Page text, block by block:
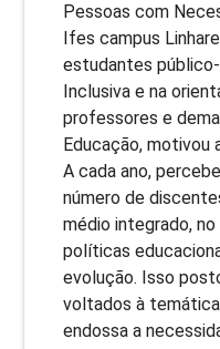
Pessoas com
Ifes campus
estudantes
Inclusiva e na
professores e
Educação, motivou
A cada ano,
número de
médio integrado,
políticas
evolução. Isso
voltados à
endossa a